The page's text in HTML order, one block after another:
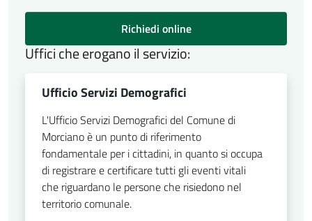
Richiedi online
Uffici che erogano il servizio:
Ufficio Servizi Demografici
L'Ufficio Servizi Demografici del Comune di
Morciano è un punto di riferimento
fondamentale per i cittadini, in quanto si occupa
di registrare e certificare tutti gli eventi vitali
che riguardano le persone che risiedono nel
territorio comunale.